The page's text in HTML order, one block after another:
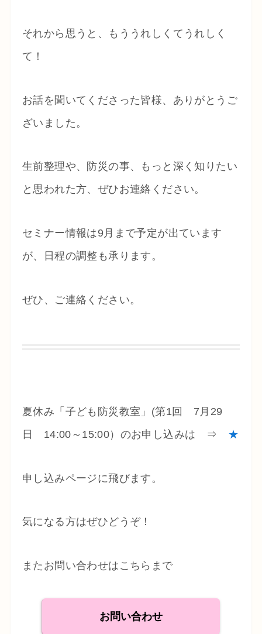
それから思うと、もううれしくてうれしく
て！
お話を聞いてくださった皆様、ありがとうご
ざいました。
生前整理や、防災の事、もっと深く知りたい
と思われた方、ぜひお連絡ください。
セミナー情報は9月まで予定が出ています
が、日程の調整も承ります。
ぜひ、ご連絡ください。
夏休み「子ども防災教室」(第1回 7月29
日 14:00～15:00）のお申し込みは ⇒ ★
申し込みページに飛びます。
気になる方はぜひどうぞ！
またお問い合わせはこちらまで
お問い合わせ